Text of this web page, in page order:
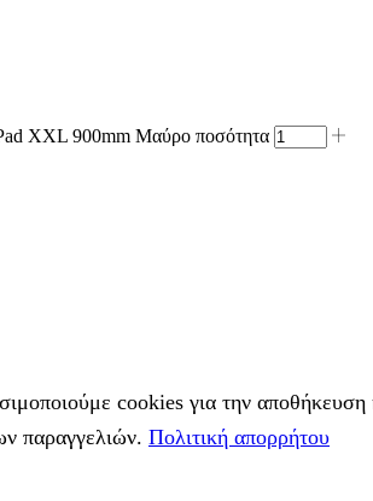
XXL 900mm Μαύρο ποσότητα
cookies για την
παραγγελιών. Πολιτική απορρήτου